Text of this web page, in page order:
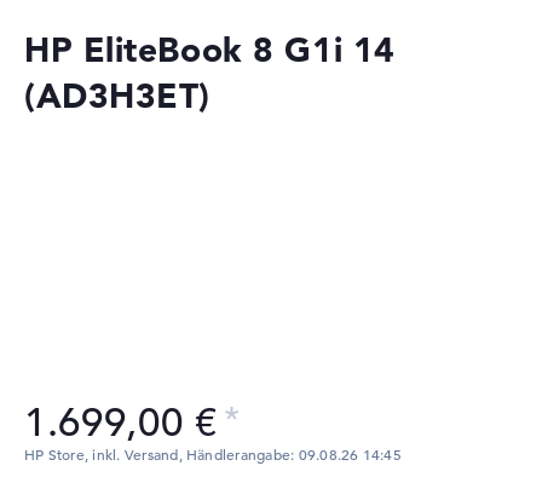
Deals
HP EliteBook 8 G1i 14
(AD3H3ET)
1.699,00 €
HP Store, inkl. Versand,Händlerangabe: 09.08.26 14:45